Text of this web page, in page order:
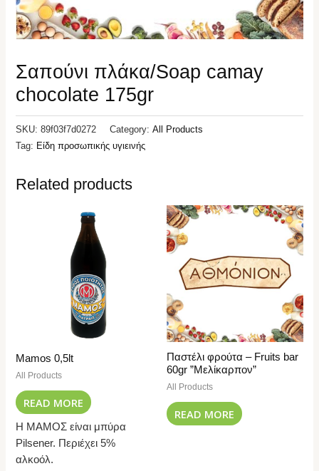
Σαπούνι πλάκα/Soap camay
chocolate 175gr
SKU:89f03f7d0272 Category:All Products
Tag: Είδη προσωπικής υγιεινής
Related products
Mamos 0,5lt
All Products
READ MORE
Η ΜΑΜΟΣ είναι μπύρα
Pilsener. Περιέχει 5%
αλκοόλ.
Παστέλι φρούτα – Fruits bar
60gr ”Μελίκαρπον”
All Products
READ MORE